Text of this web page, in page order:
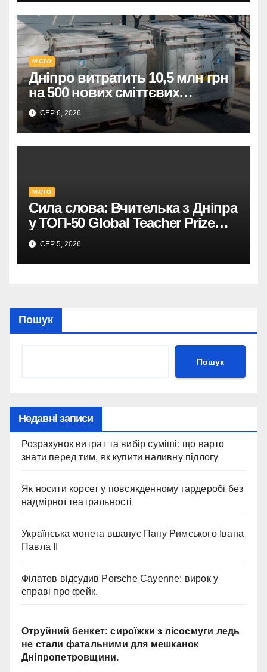
МІСТО
Дніпро витратить 10,5 млн грн
на 500 нових сміттєвих
контейнерів.
СЕР 6, 2026
МІСТО
Сила слова: Вчителька з Дніпра
у ТОП-50 Global Teacher Prize
Ukraine
СЕР 5, 2026
Пошук
Пошук
Недавні записи
Розрахунок витрат та вибір суміші: що варто
знати перед тим, як купити наливну підлогу
Як носити корсет у повсякденному гардеробі без
надмірної театральності
Українська монета вшанує Папу Римського Івана
Павла II
Філатов відсудив Porsche Cayenne: вирок у
справі про фейк.
Отруйний бенкет: сироїжки з лісосмуги ледь
не стали фатальними для мешканок
Дніпропетровщини.